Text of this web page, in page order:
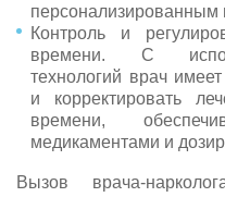
Контроль и
времени. С
технологий врач
и корректировать
времени,
медикаментами и
Вызов врача-